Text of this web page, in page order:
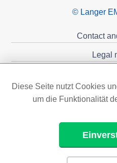
© Langer
Contact
Legal
Diese Seite nutzt Cookies
um die Funktionalität